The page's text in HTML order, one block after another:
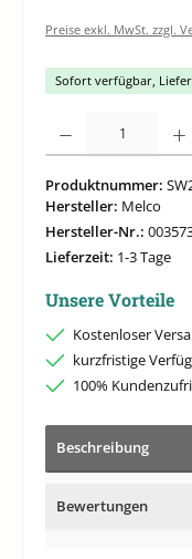
Preise exkl. MwSt. zzgl.
Sofort verfügbar,
Produktnummer:
Hersteller: Melco
Hersteller-Nr.:
Lieferzeit: 1-3 Tage
Unsere Vorteile
Kostenloser
kurzfristige
100%
Beschreibung
Bewertungen